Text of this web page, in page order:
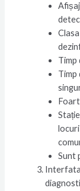
Timp
Timp
Sunt